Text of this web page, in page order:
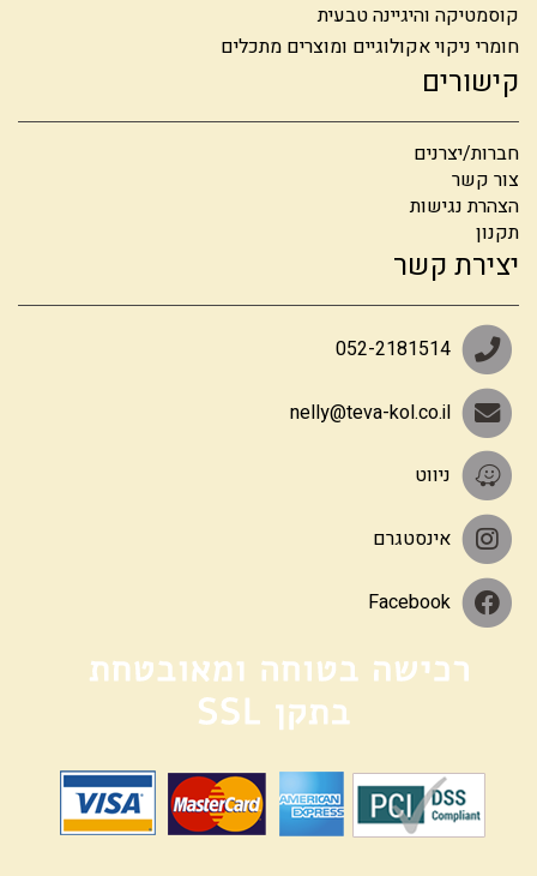
קוסמטיקה והיגיינה טבעית
חומרי ניקוי אקולוגיים ומוצרים מתכלים
קישורים
חברות/יצרנים
צור קשר
הצהרת נגישות
תקנון
יצירת קשר
052-2181514
nelly@teva-kol.co.il
ניווט
אינסטגרם
Facebook